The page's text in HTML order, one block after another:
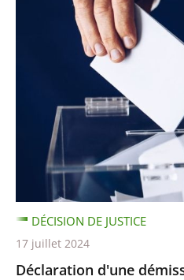
Déclaration d'une
DÉCISION DE JUSTICE
17 juillet 2024